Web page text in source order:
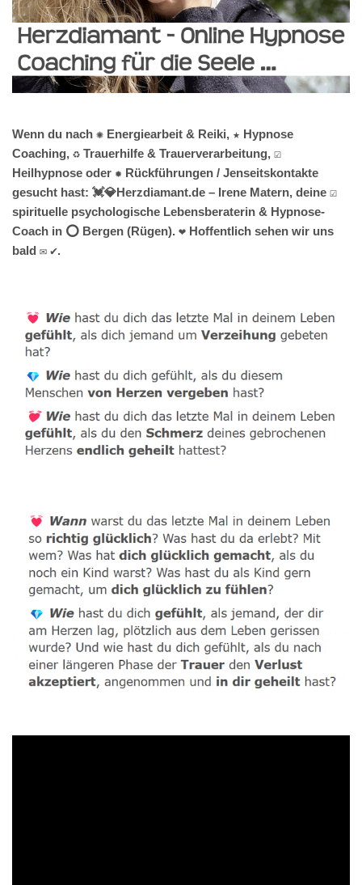
Wenn du nach ✺ Energiearbeit & Reiki, ★ Hypnose
Coaching, ♻ Trauerhilfe & Trauerverarbeitung, ☑️
Heilhypnose oder ✹ Rückführungen / Jenseitskontakte
gesucht hast: 💓️💎Herzdiamant.de – Irene Matern, deine ☑️
spirituelle psychologische Lebensberaterin & Hypnose-
Coach in ⭕ Bergen (Rügen). ❤ Hoffentlich sehen wir uns
bald ✉ ✔.